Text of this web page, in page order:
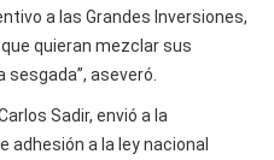
a las Grandes Inversiones,
quieran mezclar sus
aseveró.
Sadir, envió a la
adhesión a la ley nacional